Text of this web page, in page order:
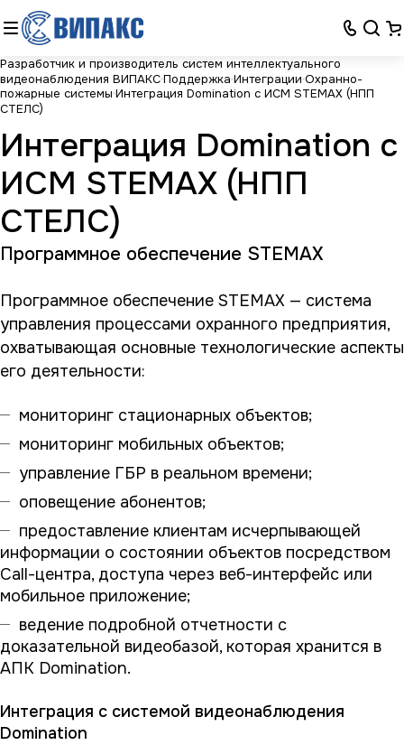
Разработчик и производитель систем интеллектуального
видеонаблюдения ВИПАКСПоддержка Интеграции Охранно-
пожарные системы Интеграция Domination с ИСМ STEMAX (НПП
СТЕЛС)
Интеграция Domination с
ИСМ STEMAX (НПП
СТЕЛС)
Программное обеспечение STEMAX
Программное обеспечение STEMAX — система
управления процессами охранного предприятия,
охватывающая основные технологические аспекты
его деятельности:
мониторинг стационарных объектов;
мониторинг мобильных объектов;
управление ГБР в реальном времени;
оповещение абонентов;
предоставление клиентам исчерпывающей
информации о состоянии объектов посредством
Call-центра, доступа через веб-интерфейс или
мобильное приложение;
ведение подробной отчетности с
доказательной видеобазой, которая хранится в
АПК Domination.
Интеграция с системой видеонаблюдения
Domination